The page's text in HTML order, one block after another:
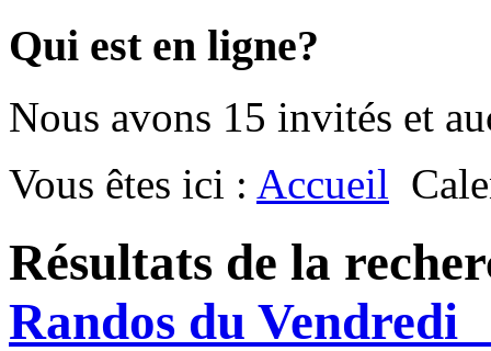
Qui est en ligne?
Nous avons 15 invités et
Vous êtes ici : Accueil
Résultats de la
Randos du